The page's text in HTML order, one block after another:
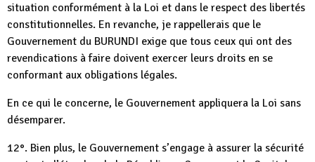
situation conformément à la Loi et dans le respect des libertés
constitutionnelles. En revanche, je rappellerais que le
Gouvernement du BURUNDI exige que tous ceux qui ont des
revendications à faire doivent exercer leurs droits en se
conformant aux obligations légales.
En ce qui le concerne, le Gouvernement appliquera la Loi sans
désemparer.
12°. Bien plus, le Gouvernement s’engage à assurer la sécurité